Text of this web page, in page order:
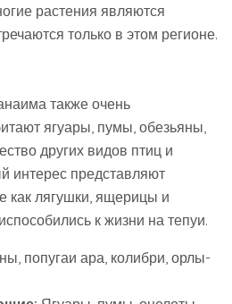
растения являются
только в этом регионе.
также очень
ягуары, пумы, обезьяны,
других видов птиц и
интерес представляют
как лягушки, ящерицы и
к жизни на тепуи.
попугаи ара, колибри, орлы-